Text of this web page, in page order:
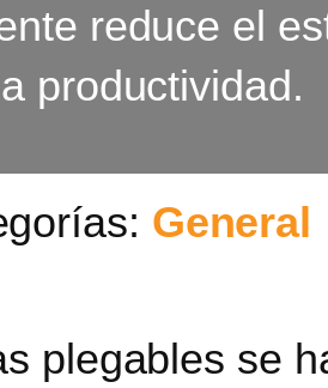
reduce el
productividad.
General
plegables se